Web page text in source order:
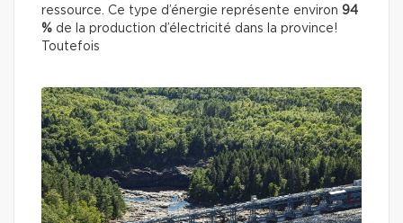
ressource. Ce type d’énergie représente environ 94
% de la production d’électricité dans la province!
Toutefois